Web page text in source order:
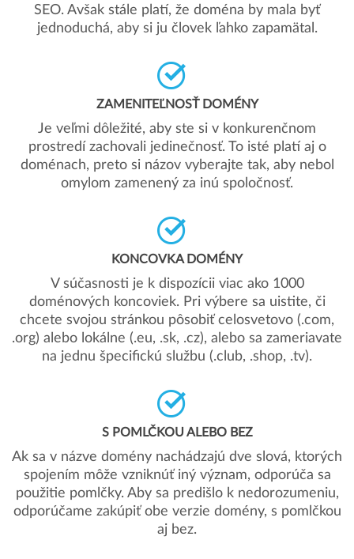
SEO. Avšak stále platí, že doména by mala byť
jednoduchá, aby si ju človek ľahko zapamätal.
ZAMENITEĽNOSŤ DOMÉNY
Je veľmi dôležité, aby ste si v konkurenčnom
prostredí zachovali jedinečnosť. To isté platí aj o
doménach, preto si názov vyberajte tak, aby nebol
omylom zamenený za inú spoločnosť.
KONCOVKA DOMÉNY
V súčasnosti je k dispozícii viac ako 1000
doménových koncoviek. Pri výbere sa uistite, či
chcete svojou stránkou pôsobiť celosvetovo (.com,
.org) alebo lokálne (.eu, .sk, .cz), alebo sa zameriavate
na jednu špecifickú službu (.club, .shop, .tv).
S POMLČKOU ALEBO BEZ
Ak sa v názve domény nachádzajú dve slová, ktorých
spojením môže vzniknúť iný význam, odporúča sa
použitie pomlčky. Aby sa predišlo k nedorozumeniu,
odporúčame zakúpiť obe verzie domény, s pomlčkou
aj bez.